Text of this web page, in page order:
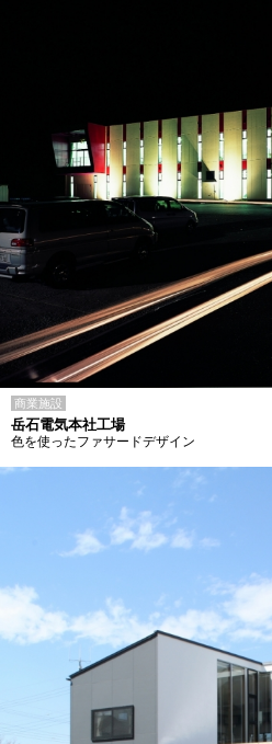
商業施設
岳石電気本社工場
色を使ったファサードデザイン